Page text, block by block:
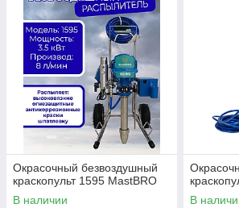
Окрасочный безвоздушный
краскопульт 1595 MastBRO
В наличии
В